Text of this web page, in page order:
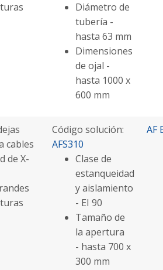
Diámetro de
tubería -
hasta 63 mm
Dimensiones
de ojal -
hasta 1000 x
600 mm
cables
de X-
Código solución:
AFS310
Clase de
estanqueidad
y aislamiento
- EI 90
Tamaño de
la apertura
- hasta 700 x
300 mm
AF